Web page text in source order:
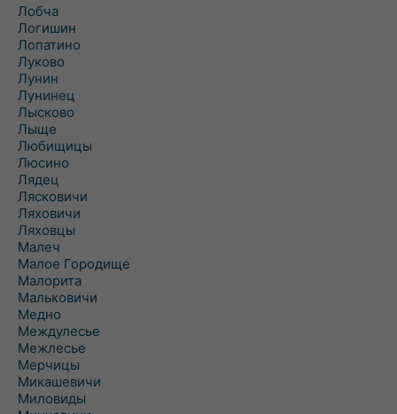
Лобча
Логишин
Лопатино
Луково
Лунин
Лунинец
Лысково
Лыще
Любищицы
Люсино
Лядец
Лясковичи
Ляховичи
Ляховцы
Малеч
Малое Городище
Малорита
Мальковичи
Медно
Междулесье
Межлесье
Мерчицы
Микашевичи
Миловиды